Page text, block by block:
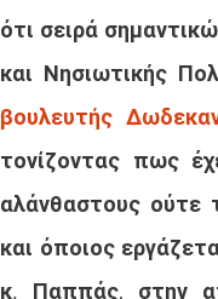
ότι σειρά
βουλευτής
τονίζοντας πως
αλάνθαστους ούτε
και όποιος
κ. Παππάς, στην